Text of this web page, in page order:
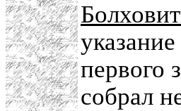
указание
первого
собрал